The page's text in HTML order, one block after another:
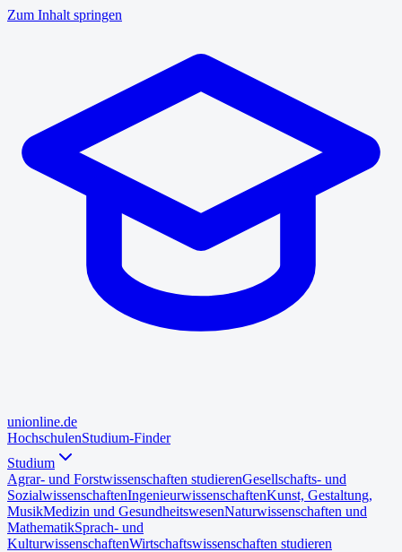
Zum Inhalt springen
unionline.de
HochschulenStudium-Finder
Studium
Agrar- und Forstwissenschaften studierenGesellschafts- und
SozialwissenschaftenIngenieurwissenschaftenKunst, Gestaltung,
MusikMedizin und GesundheitswesenNaturwissenschaften und
MathematikSprach- und
KulturwissenschaftenWirtschaftswissenschaften studieren